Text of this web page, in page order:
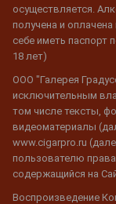
осуществляется.
получена и
себе иметь
18 лет)
ООО "Галерея
исключительным
том числе тексты,
видеоматериалы
www.cigarpro.ru
пользователю
содержащийся на
Воспроизведение